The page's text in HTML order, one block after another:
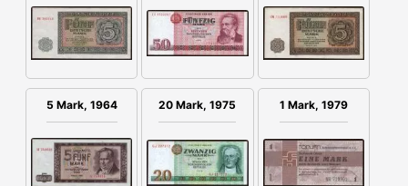
5 Mark, 1964 20 Mark, 1975 1 Mark, 1979